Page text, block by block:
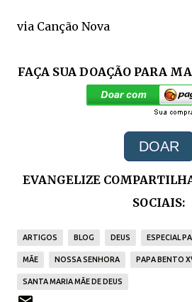
via Canção Nova
FAÇA SUA DOAÇÃO PARA
DOAR
EVANGELIZE
SOCIAIS:
ARTIGOS BLOG DEUS ESPECIAL
MÃE NOSSA SENHORA PAPA BENTO
SANTA MARIA MÃE DE DEUS